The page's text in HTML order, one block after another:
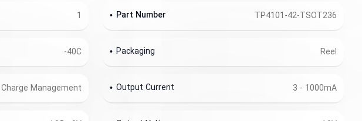
TP4101-42-TSOT236
Part Number
1
Reel
Packaging
-40C
3 - 1000mA
Output Current
Charge Management